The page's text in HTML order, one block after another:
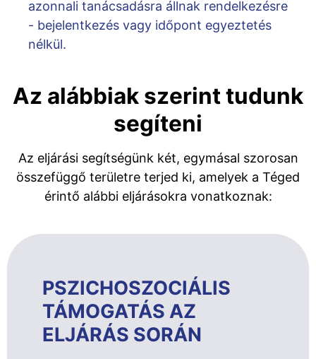
azonnali tanácsadásra állnak rendelkezésre
- bejelentkezés vagy időpont egyeztetés
nélkül.
Az alábbiak szerint tudunk
segíteni
Az eljárási segítségünk két, egymásal szorosan
összefüggő területre terjed ki, amelyek a Téged
érintő alábbi eljárásokra vonatkoznak:
PSZICHOSZOCIÁLIS
TÁMOGATÁS AZ
ELJÁRÁS SORÁN